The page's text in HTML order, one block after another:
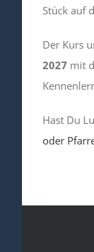
Stück auf
Der Kurs
2027 mit
Hast Du
oder